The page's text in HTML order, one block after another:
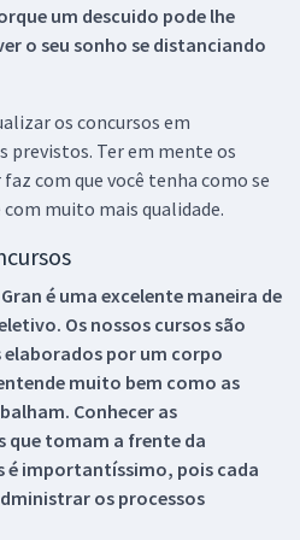
um descuido pode lhe
o seu sonho se distanciando
os concursos em
previstos. Ter em mente os
com que você tenha como se
muito mais qualidade.
é uma excelente maneira de
Os nossos cursos são
por um corpo
muito bem como as
Conhecer as
que tomam a frente da
é importantíssimo, pois cada
os processos